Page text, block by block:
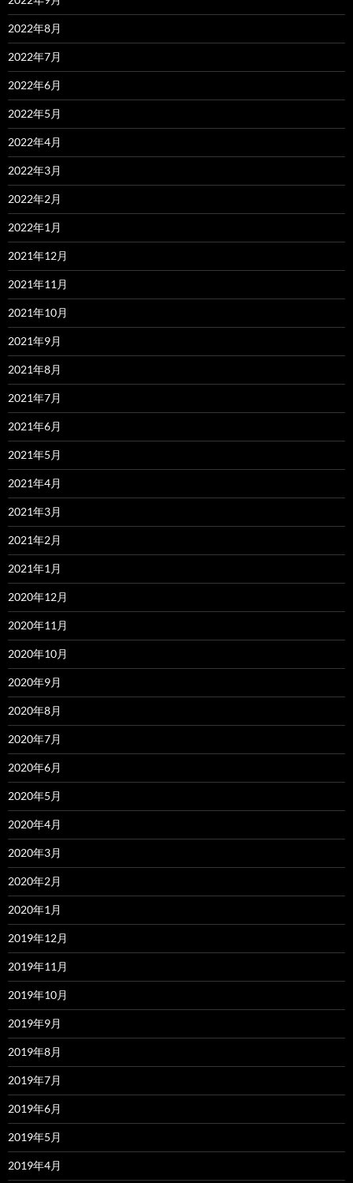
2022年8月
2022年7月
2022年6月
2022年5月
2022年4月
2022年3月
2022年2月
2022年1月
2021年12月
2021年11月
2021年10月
2021年9月
2021年8月
2021年7月
2021年6月
2021年5月
2021年4月
2021年3月
2021年2月
2021年1月
2020年12月
2020年11月
2020年10月
2020年9月
2020年8月
2020年7月
2020年6月
2020年5月
2020年4月
2020年3月
2020年2月
2020年1月
2019年12月
2019年11月
2019年10月
2019年9月
2019年8月
2019年7月
2019年6月
2019年5月
2019年4月